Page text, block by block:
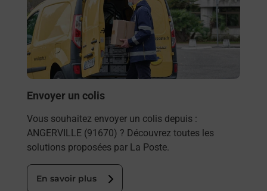
Envoyer un colis
Vous souhaitez envoyer un colis depuis :
ANGERVILLE (91670) ? Découvrez toutes les
solutions proposées par La Poste.
En savoir plus